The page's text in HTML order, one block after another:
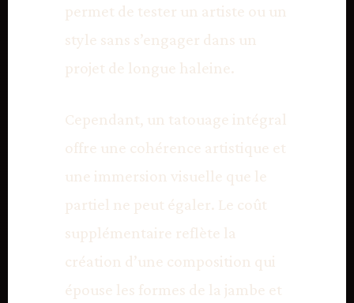
permet de tester un artiste ou un
style sans s’engager dans un
projet de longue haleine.
Cependant, un tatouage intégral
offre une cohérence artistique et
une immersion visuelle que le
partiel ne peut égaler. Le coût
supplémentaire reflète la
création d’une composition qui
épouse les formes de la jambe et